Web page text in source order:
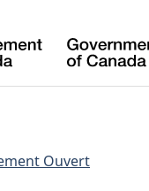
Ouvert